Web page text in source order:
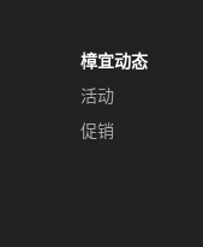
樟宜动态
活动
促销